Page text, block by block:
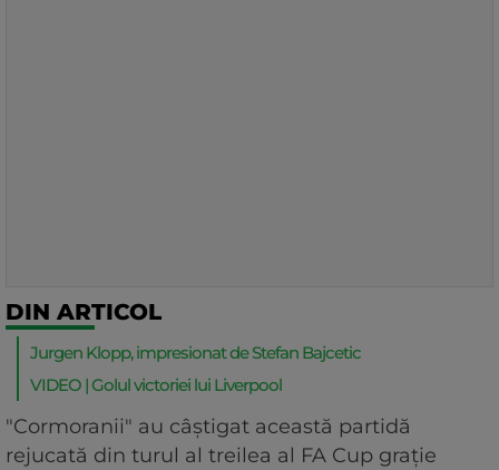
DIN ARTICOL
Jurgen Klopp, impresionat de Stefan Bajcetic
VIDEO | Golul victoriei lui Liverpool
"Cormoranii" au câştigat această partidă
rejucată din turul al treilea al FA Cup graţie